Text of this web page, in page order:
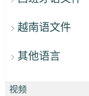
越南语文件
其他语言
视频